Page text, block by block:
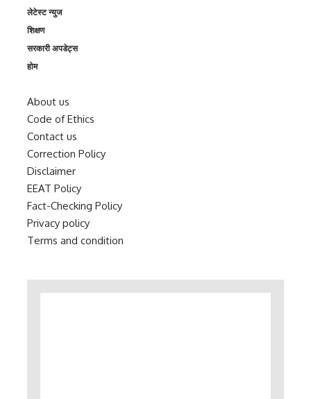
लेटेस्ट न्युज
शिक्षण
सरकारी अपडेट्स
होम
About us
Code of Ethics
Contact us
Correction Policy
Disclaimer
EEAT Policy
Fact-Checking Policy
Privacy policy
Terms and condition